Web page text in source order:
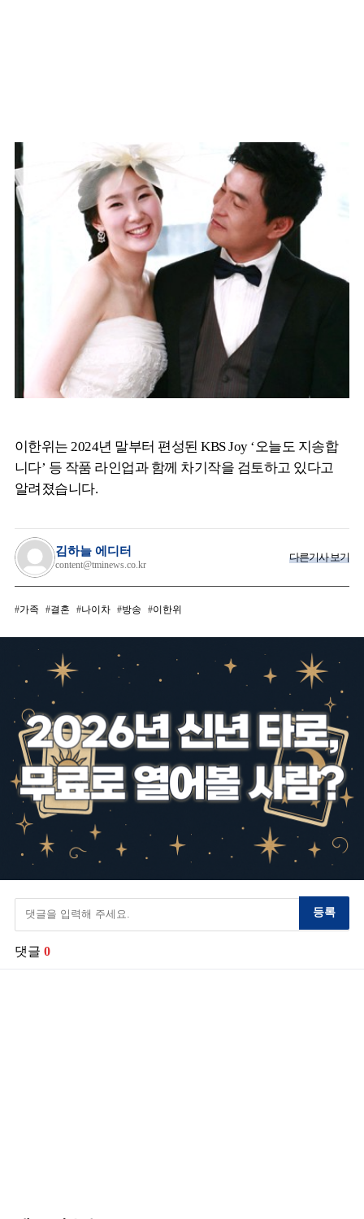
이한위는 2024년 말부터 편성된 KBS Joy ‘오늘도 지송합
니다’ 등 작품 라인업과 함께 차기작을 검토하고 있다고
알려졌습니다.
김하늘 에디터
content@tminews.co.kr
다른기사 보기
가족 결혼 나이차 방송 이한위
등록
댓글 0